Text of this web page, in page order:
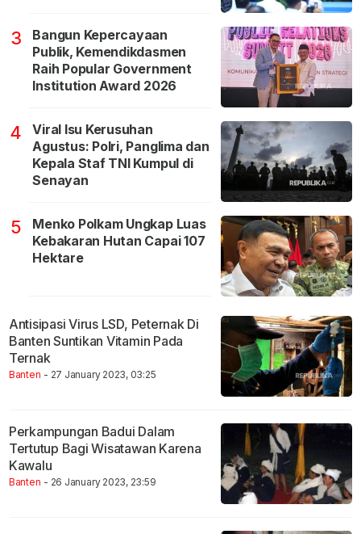
3
Bangun Kepercayaan
Publik, Kemendikdasmen
Raih Popular Government
Institution Award 2026
4
Viral Isu Kerusuhan
Agustus: Polri, Panglima dan
Kepala Staf TNI Kumpul di
Senayan
5
Menko Polkam Ungkap Luas
Kebakaran Hutan Capai 107
Hektare
Antisipasi Virus LSD, Peternak Di
Banten Suntikan Vitamin Pada
Ternak
Banten - 27 January 2023, 03:25
Perkampungan Badui Dalam
Tertutup Bagi Wisatawan Karena
Kawalu
Banten - 26 January 2023, 23:59